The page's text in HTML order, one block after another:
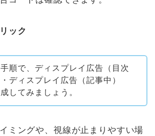
ック
順で、ディスプレイ広告（目次
・ディスプレイ広告（記事中）
してみましょう。
ミングや、視線が止まりやすい場